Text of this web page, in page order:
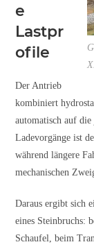
e
Lastpr
ofile
Der Antrieb
kombiniert
automatisch auf
Ladevorgänge ist
während längere
mechanischen
Daraus ergibt sich
eines Steinbruchs:
Schaufel, beim